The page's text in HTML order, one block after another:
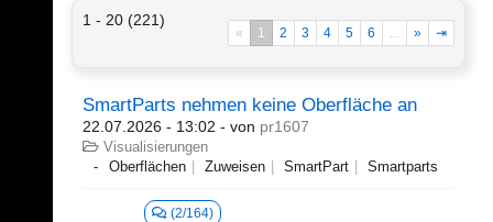
1 - 20 (221)
« 1 2 3 4 5 6 ... » ⇥
SmartParts nehmen keine Oberfläche an
22.07.2026 - 13:02 - von pr1607
Visualisierungen
Oberflächen
Zuweisen SmartPart Smartparts
(2/164)